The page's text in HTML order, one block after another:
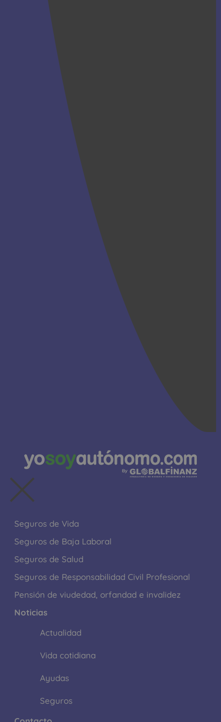
Seguros de Vida
Seguros de Baja Laboral
Seguros de Salud
Seguros de Responsabilidad Civil Profesional
Pensión de viudedad, orfandad e invalidez
Noticias
Actualidad
Vida cotidiana
Ayudas
Seguros